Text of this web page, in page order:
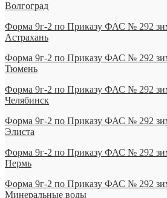
Волгоград
Форма 9г-2 по Приказу ФАС № 292
Астрахань
Форма 9г-2 по Приказу ФАС № 292
Тюмень
Форма 9г-2 по Приказу ФАС № 292
Челябинск
Форма 9г-2 по Приказу ФАС № 292
Элиста
Форма 9г-2 по Приказу ФАС № 292
Пермь
Форма 9г-2 по Приказу ФАС № 292
Минеральные воды